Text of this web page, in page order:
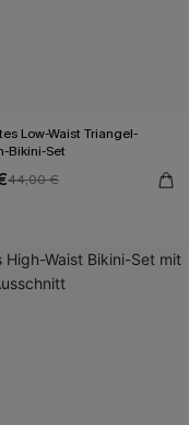
Low-Waist Triangel-
Bikini-Set
44,00 €